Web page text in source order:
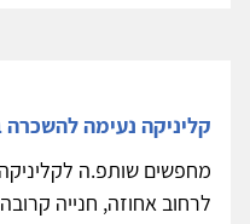
קליניקה נעימה
לרחוב אחוזה, חנייה